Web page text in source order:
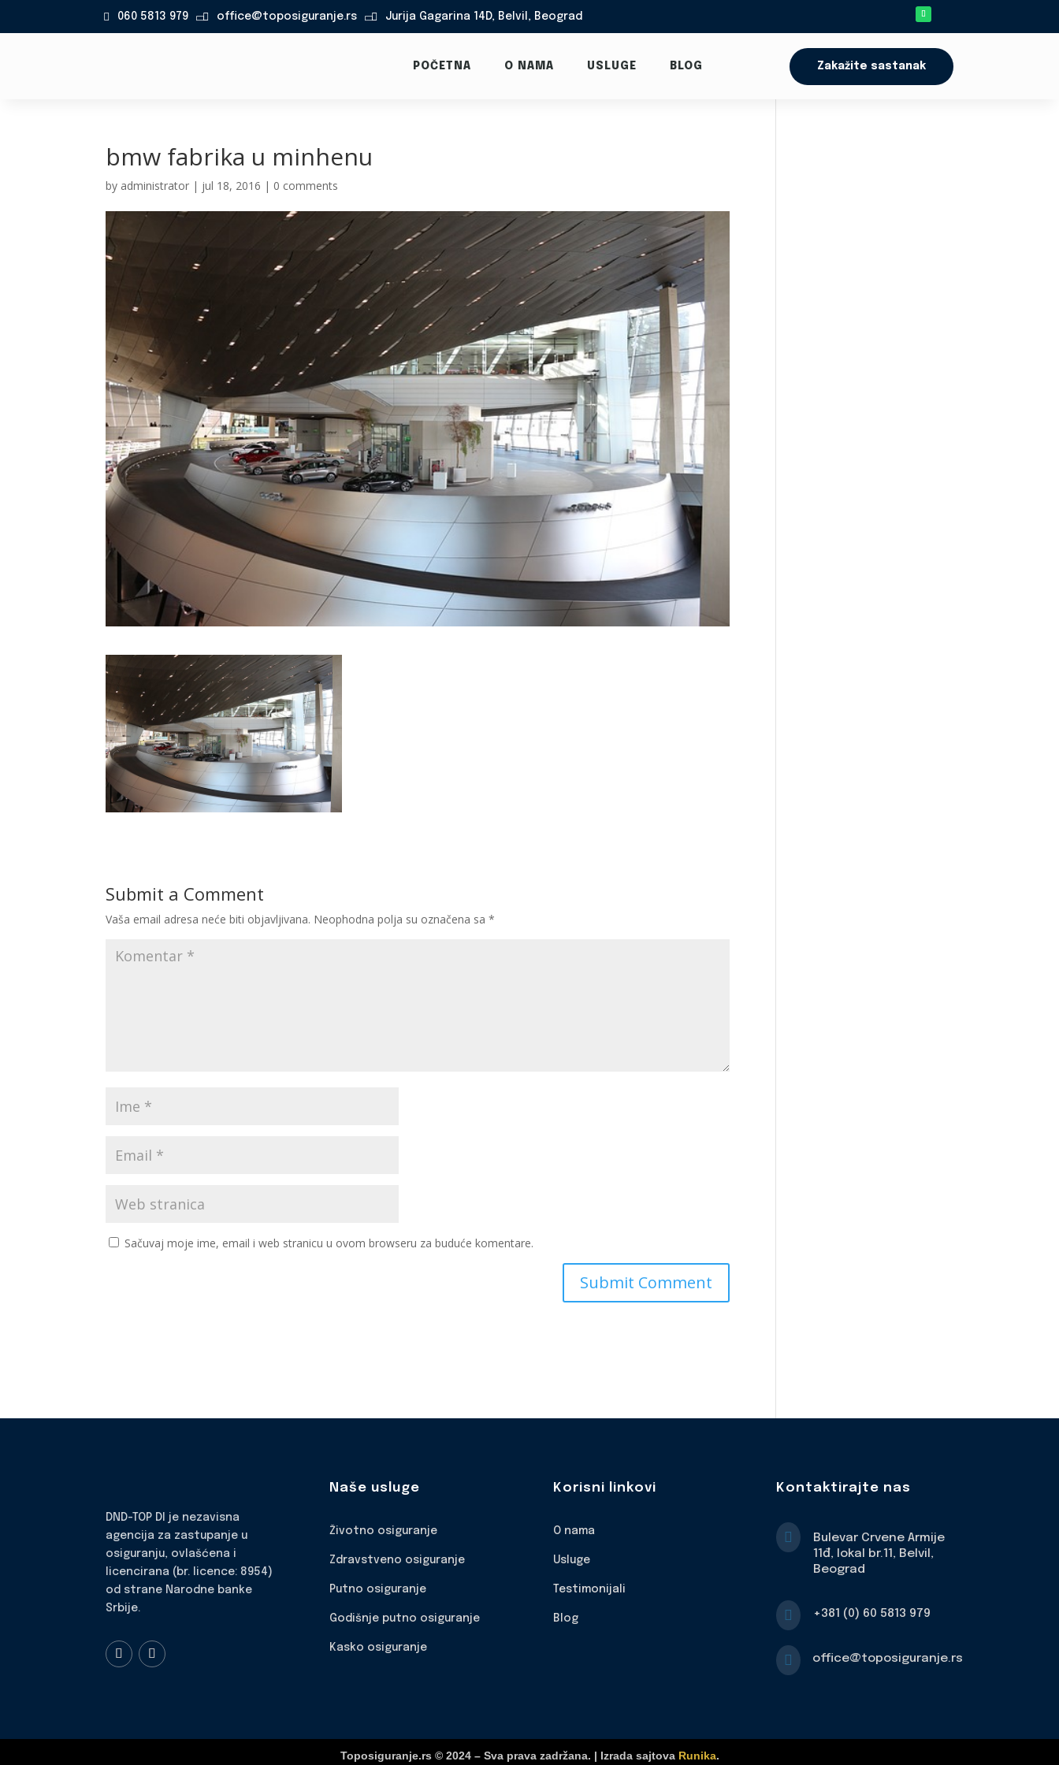
060 5813 979  office@toposiguranje.rs  Jurija Gagarina 14D, Belvil, Beograd
POČETNA O NAMA USLUGE BLOG Zakažite sastanak
bmw fabrika u minhenu
by administrator | jul 18, 2016 | 0 comments
Submit a Comment
Vaša email adresa neće biti objavljivana. Neophodna polja su označena sa*
Sačuvaj moje ime, email i web stranicu u ovom browseru za buduće komentare.
DND-TOP DI je nezavisna
agencija za zastupanje u
osiguranju, ovlašćena i
licencirana (br. licence: 8954)
od strane Narodne banke
Srbije.
Naše usluge
Životno osiguranje
Zdravstveno osiguranje
Putno osiguranje
Godišnje putno osiguranje
Kasko osiguranje
Korisni linkovi
O nama
Usluge
Testimonijali
Blog
Kontaktirajte nas

Bulevar Crvene Armije
11đ, lokal br.11, Belvil,
Beograd
 +381 (0) 60 5813 979
 office@toposiguranje.rs
Toposiguranje.rs © 2024 – Sva prava zadržana. | Izrada sajtova Runika.